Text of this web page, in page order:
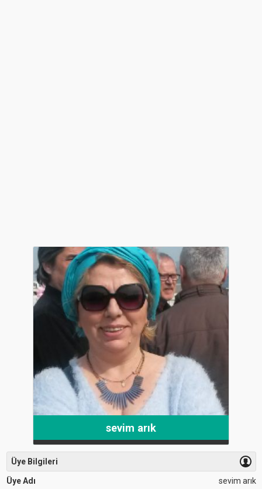
sevim arık
Üye Bilgileri
Üye Adı sevim arık